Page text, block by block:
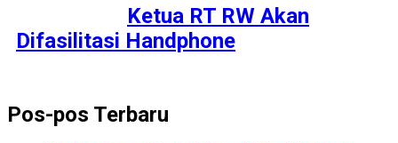
Ketua RT RW Akan
Difasilitasi Handphone
Pos-pos Terbaru